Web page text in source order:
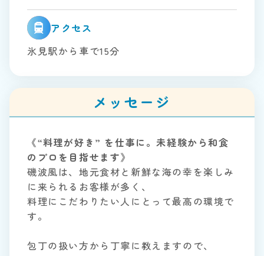
アクセス
氷見駅から車で15分
メッセージ
《“料理が好き” を仕事に。未経験から和食
のプロを目指せます》
磯波風は、地元食材と新鮮な海の幸を楽しみ
に来られるお客様が多く、
料理にこだわりたい人にとって最高の環境で
す。
包丁の扱い方から丁寧に教えますので、